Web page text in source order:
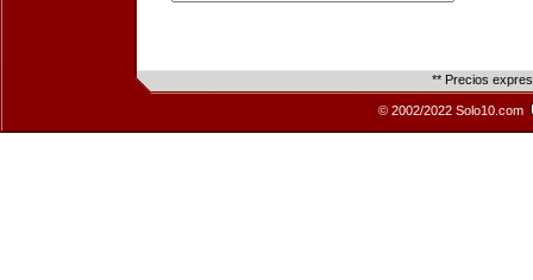
** Precios
© 2002/2022 Solo10.com